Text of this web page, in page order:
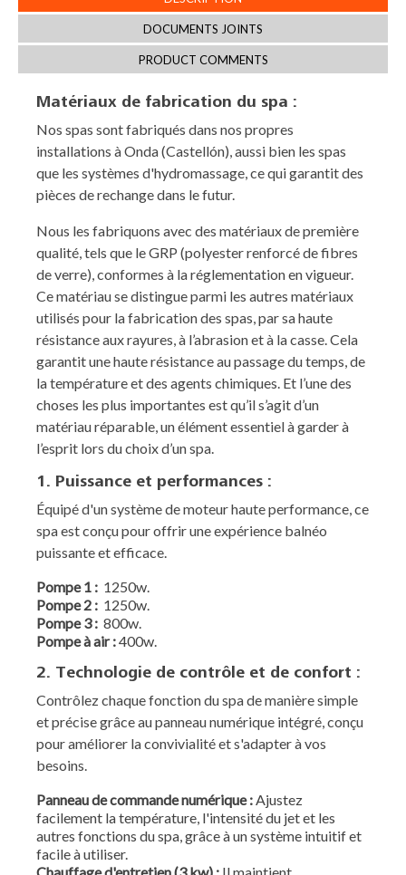
DOCUMENTS JOINTS
PRODUCT COMMENTS
Matériaux de fabrication du spa :
Nos spas sont fabriqués dans nos propres
installations à Onda (Castellón), aussi bien les spas
que les systèmes d'hydromassage, ce qui garantit des
pièces de rechange dans le futur.
Nous les fabriquons avec des matériaux de première
qualité, tels que le GRP (polyester renforcé de fibres
de verre), conformes à la réglementation en vigueur.
Ce matériau se distingue parmi les autres matériaux
utilisés pour la fabrication des spas, par sa haute
résistance aux rayures, à l’abrasion et à la casse. Cela
garantit une haute résistance au passage du temps, de
la température et des agents chimiques. Et l’une des
choses les plus importantes est qu’il s’agit d’un
matériau réparable, un élément essentiel à garder à
l’esprit lors du choix d’un spa.
1. Puissance et performances :
Équipé d'un système de moteur haute performance, ce
spa est conçu pour offrir une expérience balnéo
puissante et efficace.
Pompe 1 : 1250w.
Pompe2 : 1250w.
Pompe3 : 800w.
Pompeà air :400w.
2. Technologie de contrôle et de confort :
Contrôlez chaque fonction du spa de manière simple
et précise grâce au panneau numérique intégré, conçu
pour améliorer la convivialité et s'adapter à vos
besoins.
Panneau de commande numérique :Ajustez
facilement la température, l'intensité du jet et les
autres fonctions du spa, grâce à un système intuitif et
facile à utiliser.